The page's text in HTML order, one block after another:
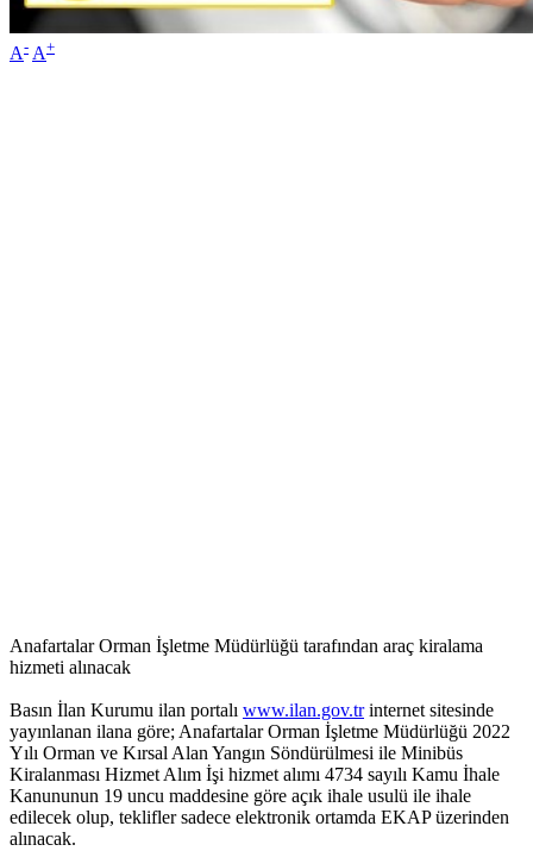
A- A+
Anafartalar Orman İşletme Müdürlüğü tarafından araç kiralama
hizmeti alınacak
Basın İlan Kurumu ilan portalı www.ilan.gov.trinternet sitesinde
yayınlanan ilana göre; Anafartalar Orman İşletme Müdürlüğü 2022
Yılı Orman ve Kırsal Alan Yangın Söndürülmesi ile Minibüs
Kiralanması Hizmet Alım İşi hizmet alımı 4734 sayılı Kamu İhale
Kanununun 19 uncu maddesine göre açık ihale usulü ile ihale
edilecek olup, teklifler sadece elektronik ortamda EKAP üzerinden
alınacak.